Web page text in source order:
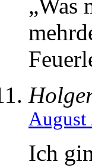
„Was
August
Ich